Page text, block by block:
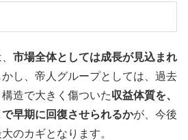
市場全体としては成長が見込まれ
し、帝人グループとしては、過去
造で大きく傷ついた収益体質を、
早期に回復させられるかが、今後
のカギとなります。